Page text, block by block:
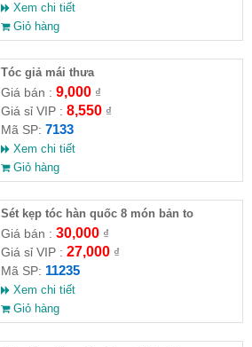
Xem chi tiết
Giỏ hàng
Tóc giả mái thưa
Giá bán : 9,000₫
Giá sỉ VIP : 8,550₫
Mã SP: 7133
Xem chi tiết
Giỏ hàng
Sét kẹp tóc hàn quốc 8 món bản to
Giá bán : 30,000₫
Giá sỉ VIP : 27,000₫
Mã SP: 11235
Xem chi tiết
Giỏ hàng